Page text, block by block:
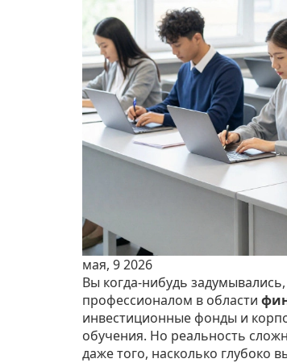
мая, 9 2026
Вы когда-нибудь
профессионалом в области
инвестиционные фонды и
обучения. Но реальность
даже того, насколько глубоко